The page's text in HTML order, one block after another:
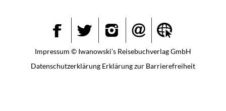
Twitter Instagram
Impressum © Iwanowski’s Reisebuchverlag GmbH
Datenschutzerklärung Erklärung zur Barrierefreiheit